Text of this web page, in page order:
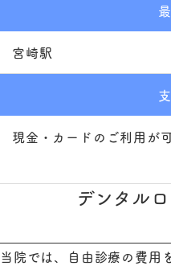
宮崎駅
現金・カードのご利用が可
デンタル
当院では、自由診療の費用